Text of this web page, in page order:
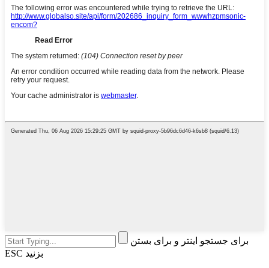
برای جستجو اینتر و برای بستن
ESC بزنید